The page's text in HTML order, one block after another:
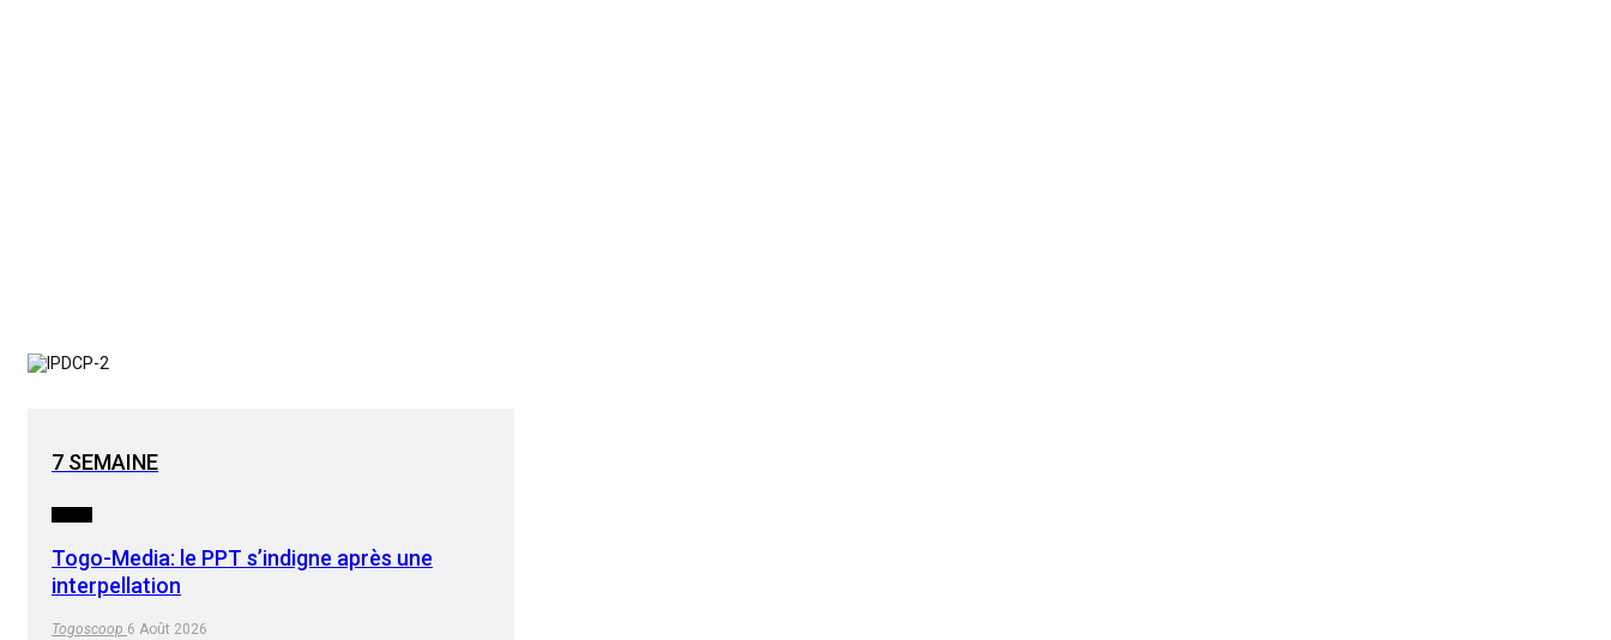
7 SEMAINE
Togo-Media: le PPT s’indigne après une
interpellation
Togoscoop 6 Août 2026